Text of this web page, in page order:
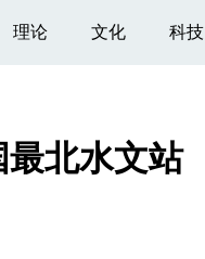
理论 文化 科技
北水文站